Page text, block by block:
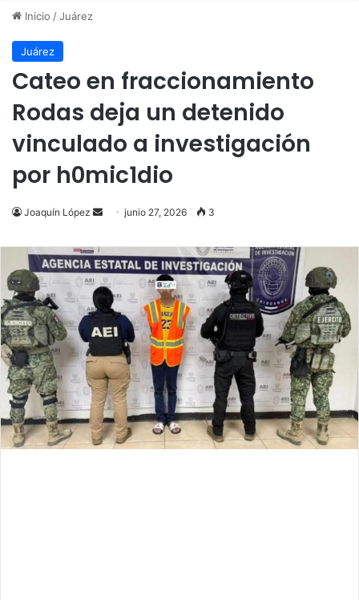
Inicio /Juárez
Juárez
Cateo en fraccionamiento
Rodas deja un detenido
vinculado a investigación
por h0mic1dio
Joaquín López
Send
email
junio 27, 2026 3